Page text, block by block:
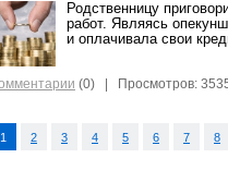
Родственницу
работ. Являясь
и оплачивала свои
(0) | Просмотров:
1 2 3 4 5 6 7 8